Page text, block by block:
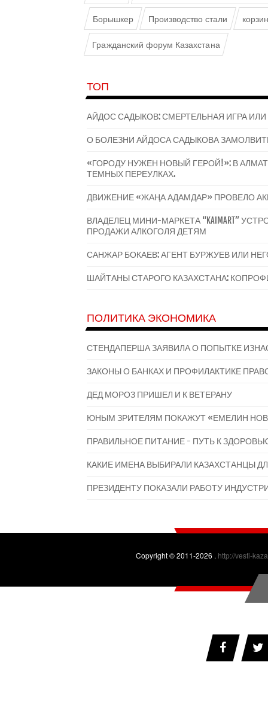
Борышкер Производство стали
Гражданский форум Казахстана
ТОП
АЙДОС САДЫКОВ: СМЕРТЕЛЬНАЯ ИГРА
О БОЛЕЗНИ АЙДОСА САДЫКОВА
«ГОРОДУ НУЖЕН НОВЫЙ ГЕРОЙ!»: В
ТЕМНЫХ ПЕРЕУЛКАХ.
ДВИЖЕНИЕ «ЖАҢА АДАМДАР» ПРОВЕЛО
ВЛАДЕЛЕЦ МИНИ-МАРКЕТА “KAIMART”
ПРОДАЖИ АЛКОГОЛЯ ДЕТЯМ
САНЖАР БОКАЕВ: АГЕНТ БУРЖУЕВ ИЛИ
ШАЙТАНЫ СТАРОГО КАЗАХСТАНА:
ПОЛИТИКА ЭКОНОМИКА
СТЕНДАПЕРША ЗАЯВИЛА О ПОПЫТКЕ
ЗАКОНЫ О БАНКАХ И ПРОФИЛАКТИКЕ
ДЕД МОРОЗ ПРИШЕЛ И К ВЕТЕРАНУ
ЮНЫМ ЗРИТЕЛЯМ ПОКАЖУТ «ЕМЕЛИН
ПРАВИЛЬНОЕ ПИТАНИЕ - ПУТЬ К
КАКИЕ ИМЕНА ВЫБИРАЛИ КАЗАХСТАНЦЫ
ПРЕЗИДЕНТУ ПОКАЗАЛИ РАБОТУ
Copyright © 2011-2026 . http://vesti-